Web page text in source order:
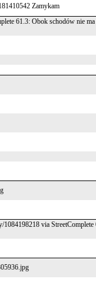
Zamykam
61.3: Obok schodów nie
via StreetComplete